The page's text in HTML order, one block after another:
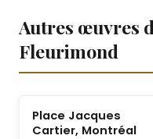
Autres œuvres
Fleurimond
Place Jacques
Cartier, Montréal